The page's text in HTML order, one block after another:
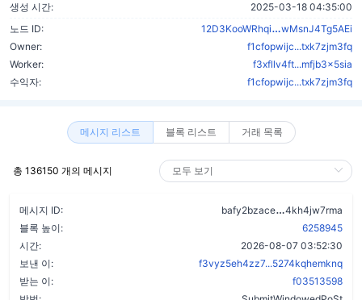
생성 시간:
2025-03-18 04:35:00
노드 ID:
12D3KooWRhqi
wMsnJ4Tg5AEi
Owner:
f1cfopwijc...txk7zjm3fq
Worker:
f3xfllv4ft...mfjb3x5sia
수익자:
f1cfopwijc...txk7zjm3fq
메시지 리스트 블록 리스트 거래 목록
총 136150 개의 메시지
메시지 ID: bafy2bzace
4kh4jw7rma
블록 높이:
6258945
시간:
2026-08-07 03:52:30
보낸 이:
f3vyz5eh4zz7...5274kqhemknq
받는 이:
f03513598